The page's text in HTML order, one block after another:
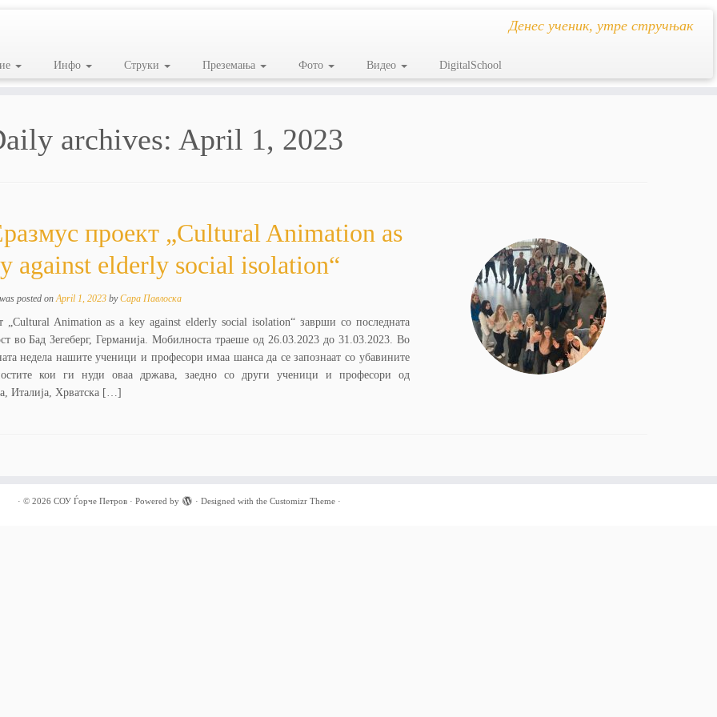
Денес ученик, утре стручњак
Инфо Струки Преземања Фото Видео DigitalSchool
archives: April 1, 2023
проект „Cultural Animation as
against elderly social isolation“
posted onApril 1, 2023 byСара Павлоска
„Cultural Animation as a key against elderly social isolation“ заврши со последната
во Бад Зегеберг, Германија. Мобилноста траеше од 26.03.2023 до 31.03.2023. Во
недела нашите ученици и професори имаа шанса да се запознаат со убавините
кои ги нуди оваа држава, заедно со други ученици и професори од
Италија, Хрватска […]
· © 2026 СОУ Ѓорче Петров · Powered by · Designed with the Customizr Theme ·